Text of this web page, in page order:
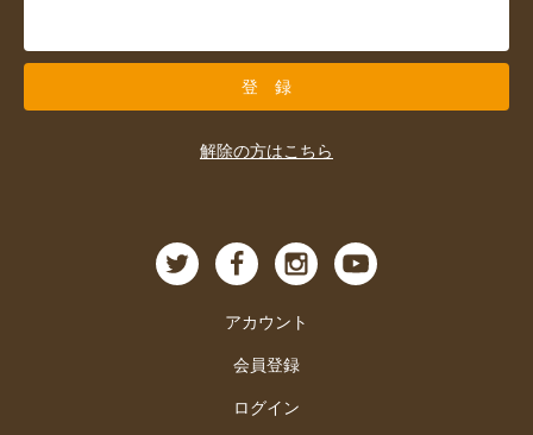
解除の方はこちら
アカウント
会員登録
ログイン